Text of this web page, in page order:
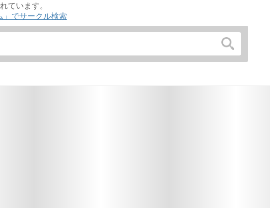
ています。
」でサークル検索